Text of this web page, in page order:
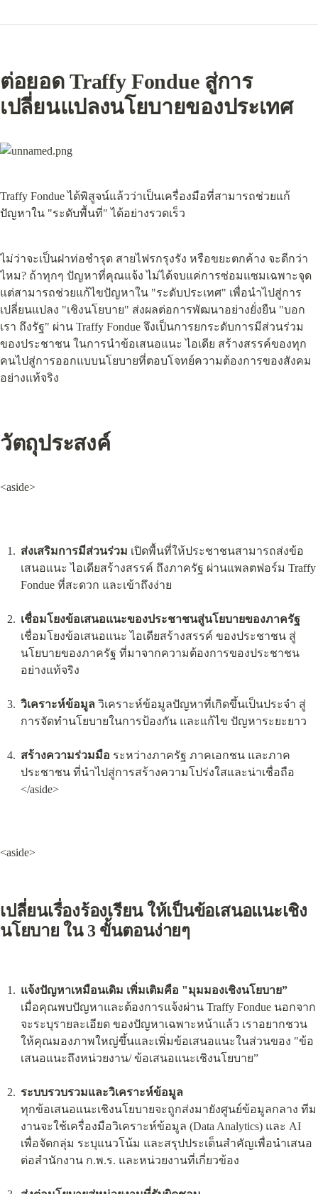
ต่อยอด Traffy Fondue สู่การ
เปลี่ยนแปลงนโยบายของประเทศ
Traffy Fondue ได้พิสูจน์แล้วว่าเป็นเครื่องมือที่สามารถช่วยแก้
ปัญหาใน "ระดับพื้นที่" ได้อย่างรวดเร็ว
ไม่ว่าจะเป็นฝาท่อชำรุด สายไฟรกรุงรัง หรือขยะตกค้าง จะดีกว่า
ไหม? ถ้าทุกๆ ปัญหาที่คุณแจ้ง ไม่ได้จบแค่การซ่อมแซมเฉพาะจุด
แต่สามารถช่วยแก้ไขปัญหาใน "ระดับประเทศ" เพื่อนำไปสู่การ
เปลี่ยนแปลง "เชิงนโยบาย" ส่งผลต่อการพัฒนาอย่างยั่งยืน "บอก
เรา ถึงรัฐ" ผ่าน Traffy Fondue จึงเป็นการยกระดับการมีส่วนร่วม
ของประชาชน ในการนำข้อเสนอแนะ ไอเดีย สร้างสรรค์ของทุก
คนไปสู่การออกแบบนโยบายที่ตอบโจทย์ความต้องการของสังคม
อย่างแท้จริง
วัตถุประสงค์
<aside>
ส่งเสริมการมีส่วนร่วม เปิดพื้นที่ให้ประชาชนสามารถส่งข้อ
เสนอแนะ ไอเดียสร้างสรรค์ ถึงภาครัฐ ผ่านแพลตฟอร์ม Traffy
Fondue ที่สะดวก และเข้าถึงง่าย
เชื่อมโยงข้อเสนอแนะของประชาชนสู่นโยบายของภาครัฐ
เชื่อมโยงข้อเสนอแนะ ไอเดียสร้างสรรค์ ของประชาชน สู่
นโยบายของภาครัฐ ที่มาจากความต้องการของประชาชน
อย่างแท้จริง
วิเคราะห์ข้อมูล วิเคราะห์ข้อมูลปัญหาที่เกิดขึ้นเป็นประจำ สู่
การจัดทำนโยบายในการป้องกัน และแก้ไข ปัญหาระยะยาว
สร้างความร่วมมือ ระหว่างภาครัฐ ภาคเอกชน และภาค
ประชาชน ที่นำไปสู่การสร้างความโปร่งใสและน่าเชื่อถือ
</aside>
<aside>
เปลี่ยนเรื่องร้องเรียน ให้เป็นข้อเสนอแนะเชิง
นโยบาย ใน 3 ขั้นตอนง่ายๆ
แจ้งปัญหาเหมือนเดิม เพิ่มเติมคือ "มุมมองเชิงนโยบาย”
เมื่อคุณพบปัญหาและต้องการแจ้งผ่าน Traffy Fondue นอกจาก
จะระบุรายละเอียด ของปัญหาเฉพาะหน้าแล้ว เราอยากชวน
ให้คุณมองภาพใหญ่ขึ้นและเพิ่มข้อเสนอแนะในส่วนของ "ข้อ
เสนอแนะถึงหน่วยงาน/ ข้อเสนอแนะเชิงนโยบาย”
ระบบรวบรวมและวิเคราะห์ข้อมูล
ทุกข้อเสนอแนะเชิงนโยบายจะถูกส่งมายังศูนย์ข้อมูลกลาง ทีม
งานจะใช้เครื่องมือวิเคราะห์ข้อมูล (Data Analytics) และ AI
เพื่อจัดกลุ่ม ระบุแนวโน้ม และสรุปประเด็นสำคัญเพื่อนำเสนอ
ต่อสำนักงาน ก.พ.ร. และหน่วยงานที่เกี่ยวข้อง